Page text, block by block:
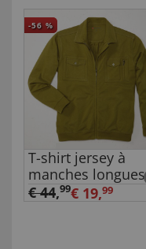
-56 %
T-shirt jersey à
manches longues
€ 44,99€ 19,99